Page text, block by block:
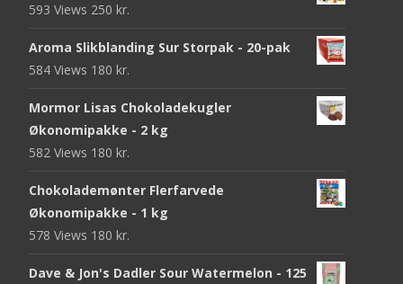
593 Views 250 kr.
Aroma Slikblanding Sur Storpak - 20-pak
584 Views 180 kr.
Mormor Lisas Chokoladekugler
Økonomipakke - 2 kg
582 Views 180 kr.
Chokolademønter Flerfarvede
Økonomipakke - 1 kg
578 Views 180 kr.
Dave & Jon's Dadler Sour Watermelon - 125